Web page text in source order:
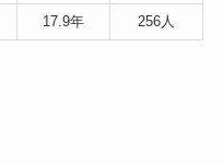
17.9年 256人